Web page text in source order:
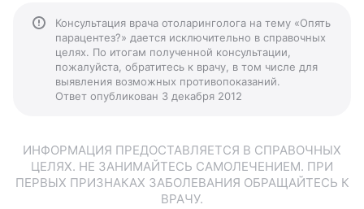
Консультация врача отоларинголога на тему «Опять
парацентез?» дается исключительно в справочных
целях. По итогам полученной консультации,
пожалуйста, обратитесь к врачу, в том числе для
выявления возможных противопоказаний.
Ответ опубликован 3 декабря 2012
ИНФОРМАЦИЯ ПРЕДОСТАВЛЯЕТСЯ В СПРАВОЧНЫХ
ЦЕЛЯХ. НЕ ЗАНИМАЙТЕСЬ САМОЛЕЧЕНИЕМ. ПРИ
ПЕРВЫХ ПРИЗНАКАХ ЗАБОЛЕВАНИЯ ОБРАЩАЙТЕСЬ К
ВРАЧУ.